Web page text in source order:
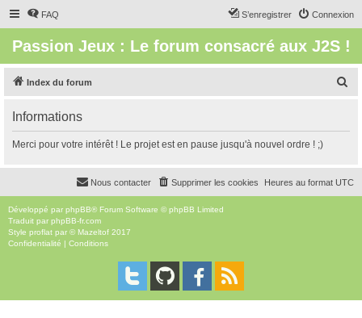
FAQ Connexion
S’enregistrer
Passion Jeux : Le forum consacré aux J2S !
Index du forum
r
c
Informations
Merci pour votre intérêt ! Le projet est en pause jusqu'à nouvel ordre ! ;)
Heures au format UTC
Supprimer les cookies
Nous contacter
Développé par phpBB® Forum Software © phpBB Limited
Traduit par phpBB-fr.com
Style proflat par © Mazeltof 2017
Confidentialité | Conditions